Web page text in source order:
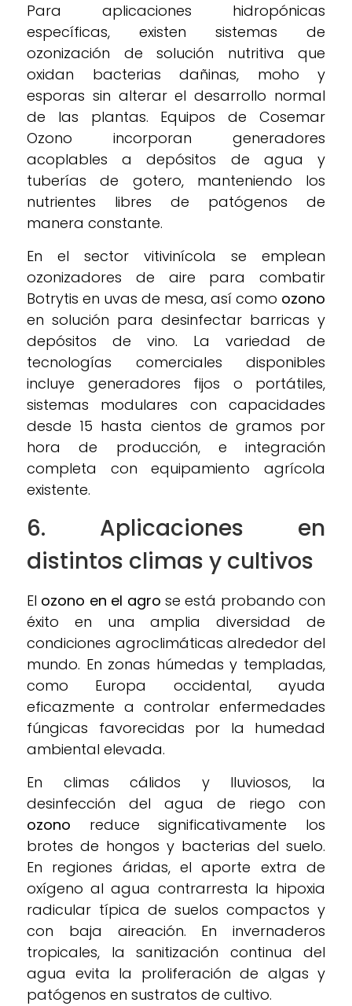
Para aplicaciones hidropónicas
específicas, existen sistemas de
ozonización de solución nutritiva que
oxidan bacterias dañinas, moho y
esporas sin alterar el desarrollo normal
de las plantas. Equipos de Cosemar
Ozono incorporan generadores
acoplables a depósitos de agua y
tuberías de gotero, manteniendo los
nutrientes libres de patógenos de
manera constante.
En el sector vitivinícola se emplean
ozonizadores de aire para combatir
Botrytis en uvas de mesa, así como ozono
en solución para desinfectar barricas y
depósitos de vino. La variedad de
tecnologías comerciales disponibles
incluye generadores fijos o portátiles,
sistemas modulares con capacidades
desde 15 hasta cientos de gramos por
hora de producción, e integración
completa con equipamiento agrícola
existente.
6. Aplicaciones en
distintos climas y cultivos
El ozono en el agro se está probando con
éxito en una amplia diversidad de
condiciones agroclimáticas alrededor del
mundo. En zonas húmedas y templadas,
como Europa occidental, ayuda
eficazmente a controlar enfermedades
fúngicas favorecidas por la humedad
ambiental elevada.
En climas cálidos y lluviosos, la
desinfección del agua de riego con
ozono reduce significativamente los
brotes de hongos y bacterias del suelo.
En regiones áridas, el aporte extra de
oxígeno al agua contrarresta la hipoxia
radicular típica de suelos compactos y
con baja aireación. En invernaderos
tropicales, la sanitización continua del
agua evita la proliferación de algas y
patógenos en sustratos de cultivo.